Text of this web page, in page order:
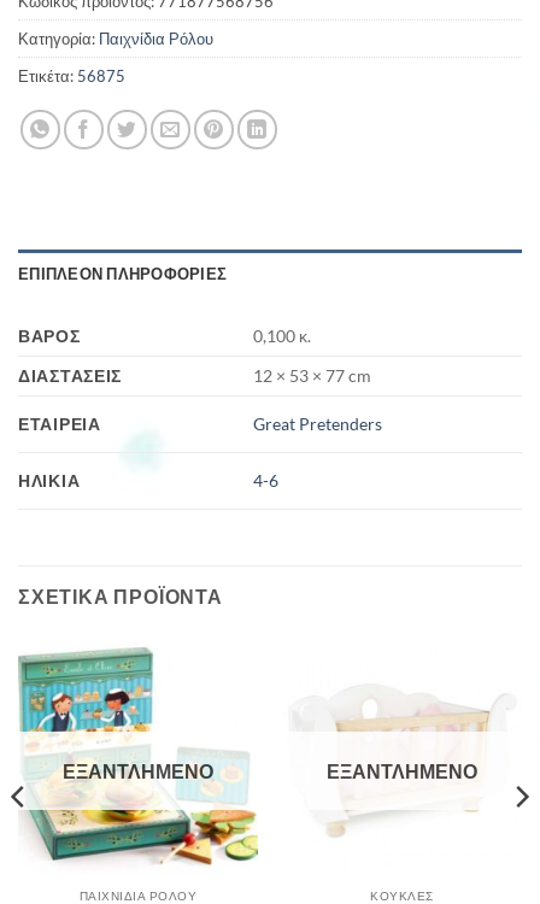
Κατηγορία: Παιχνίδια Ρόλου
Ετικέτα: 56875
ΕΠΙΠΛΈΟΝ ΠΛΗΡΟΦΟΡΊΕΣ
ΒΆΡΟΣ
0,100 κ.
ΔΙΑΣΤΆΣΕΙΣ
12 × 53 × 77 cm
ΕΤΑΙΡΕΊΑ Great Pretenders
ΗΛΙΚΊΑ 4-6
ΣΧΕΤΙΚΆ ΠΡΟΪΌΝΤΑ
ΕΞΑΝΤΛΗΜΈΝΟ
ΠΑΙΧΝΊΔΙΑ ΡΌΛΟΥ
ΕΞΑΝΤΛΗΜΈΝΟ
ΚΟΎΚΛΕΣ